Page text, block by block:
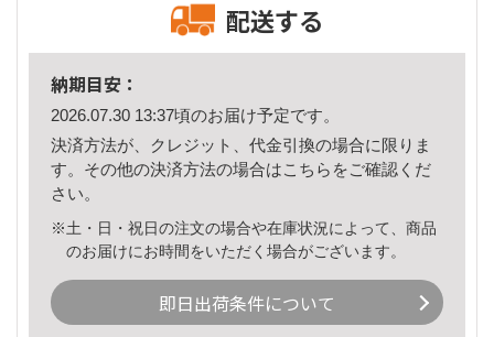
配送する
納期目安：
2026.07.30 13:37頃のお届け予定です。
決済方法が、クレジット、代金引換の場合に限りま
す。その他の決済方法の場合はこちら をご確認くだ
さい。
※土・日・祝日の注文の場合や在庫状況によって、商品
のお届けにお時間をいただく場合がございます。
即日出荷条件について